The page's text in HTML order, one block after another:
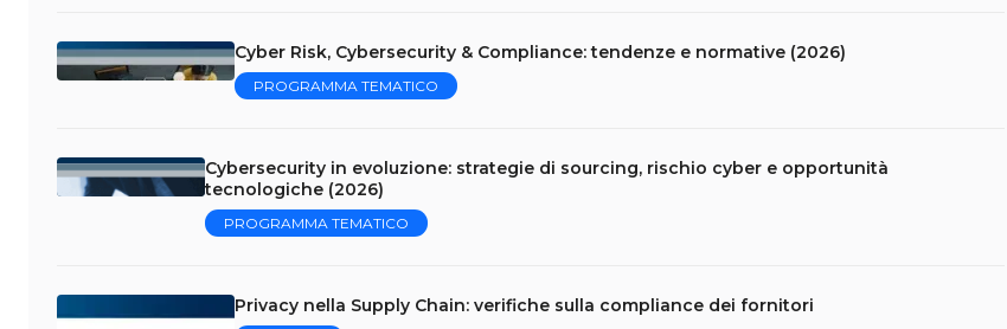
Cyber Risk, Cybersecurity & Compliance: tendenze e normative (2026)
PROGRAMMA TEMATICO
Cybersecurity in evoluzione: strategie di sourcing, rischio cyber e opportunità
tecnologiche (2026)
PROGRAMMA TEMATICO
Privacy nella Supply Chain: verifiche sulla compliance dei fornitori